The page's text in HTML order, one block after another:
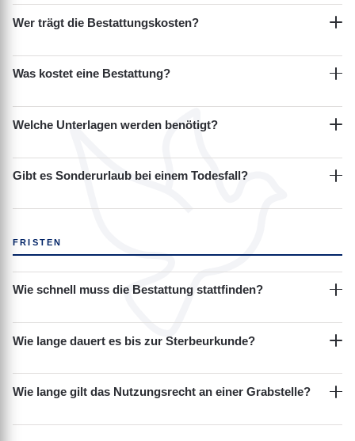
Wer trägt die Bestattungskosten?
Was kostet eine Bestattung?
Welche Unterlagen werden benötigt?
Gibt es Sonderurlaub bei einem Todesfall?
FRISTEN
Wie schnell muss die Bestattung stattfinden?
Wie lange dauert es bis zur Sterbeurkunde?
Wie lange gilt das Nutzungsrecht an einer Grabstelle?